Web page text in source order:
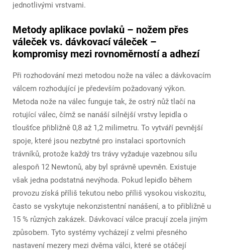
jednotlivými vrstvami.
Metody aplikace povlaků – nožem přes
váleček vs. dávkovací váleček –
kompromisy mezi rovnoměrností a adhezí
Při rozhodování mezi metodou nože na válec a dávkovacím
válcem rozhodující je především požadovaný výkon.
Metoda nože na válec funguje tak, že ostrý nůž tlačí na
rotující válec, čímž se nanáší silnější vrstvy lepidla o
tloušťce přibližně 0,8 až 1,2 milimetru. To vytváří pevnější
spoje, které jsou nezbytné pro instalaci sportovních
trávníků, protože každý trs trávy vyžaduje vazebnou sílu
alespoň 12 Newtonů, aby byl správně upevněn. Existuje
však jedna podstatná nevýhoda. Pokud lepidlo během
provozu získá příliš tekutou nebo příliš vysokou viskozitu,
často se vyskytuje nekonzistentní nanášení, a to přibližně u
15 % různých zakázek. Dávkovací válce pracují zcela jiným
způsobem. Tyto systémy vycházejí z velmi přesného
nastavení mezery mezi dvěma válci, které se otáčejí